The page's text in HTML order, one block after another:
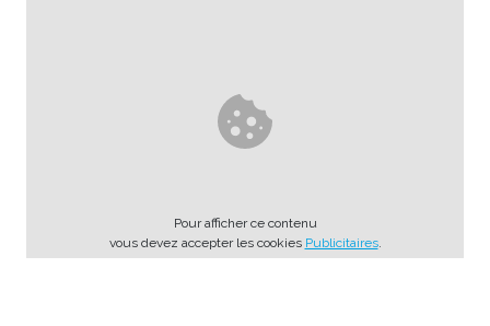
Pour afficher ce contenu
vous devez accepter les cookies Publicitaires.